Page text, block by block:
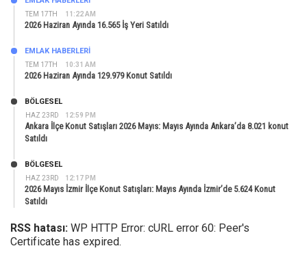
TEM 17TH 11:22 AM
2026 Haziran Ayında 16.565 İş Yeri Satıldı
TEM 17TH 10:31 AM
EMLAK HABERLERI
2026 Haziran Ayında 129.979 Konut Satıldı
HAZ 23RD 12:59 PM
BÖLGESEL
Ankara İlçe Konut Satışları 2026 Mayıs: Mayıs Ayında Ankara’da 8.021 konut
Satıldı
HAZ 23RD 12:17 PM
BÖLGESEL
2026 Mayıs İzmir İlçe Konut Satışları: Mayıs Ayında İzmir’de 5.624 Konut
Satıldı
RSS hatası: WP HTTP Error: cURL error 60: Peer's
Certificate has expired.